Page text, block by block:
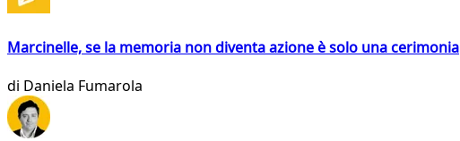
Marcinelle, se la memoria non diventa azione è solo una cerimonia
di Daniela Fumarola